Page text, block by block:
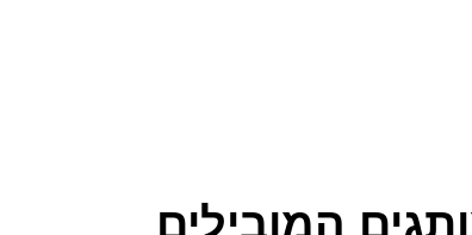
המובילים